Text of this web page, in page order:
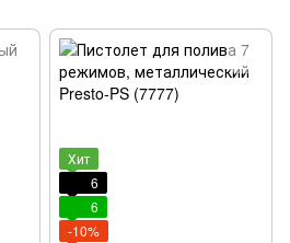
Хит
6
6
-10%